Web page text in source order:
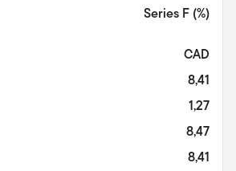
Series F (%)
CAD
8,41
1,27
8,47
8,41